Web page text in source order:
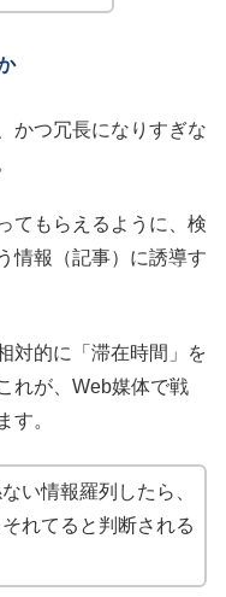
かつ冗長になりすぎな
てもらえるように、検
情報（記事）に誘導す
対的に「滞在時間」を
れが、Web媒体で戦
す。
い情報羅列したら、
れてると判断される